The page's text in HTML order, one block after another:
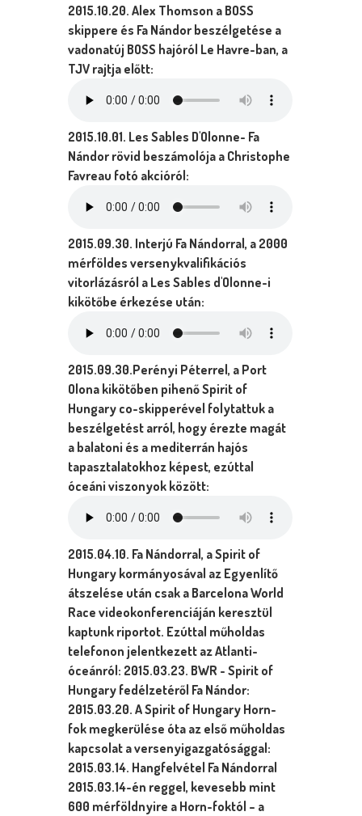
2015.10.20. Alex Thomson a BOSS
skippere és Fa Nándor beszélgetése a
vadonatúj BOSS hajóról Le Havre-ban, a
TJV rajtja előtt:
2015.10.01. Les Sables D'Olonne- Fa
Nándor rövid beszámolója a Christophe
Favreau fotó akcióról:
2015.09.30. Interjú Fa Nándorral, a 2000
mérföldes versenykvalifikációs
vitorlázásról a Les Sables d'Olonne-i
kikötőbe érkezése után:
2015.09.30.Perényi Péterrel, a Port
Olona kikötőben pihenő Spirit of
Hungary co-skipperével folytattuk a
beszélgetést arról, hogy érezte magát
a balatoni és a mediterrán hajós
tapasztalatokhoz képest, ezúttal
óceáni viszonyok között:
2015.04.10. Fa Nándorral, a Spirit of
Hungary kormányosával az Egyenlítő
átszelése után csak a Barcelona World
Race videokonferenciáján keresztül
kaptunk riportot. Ezúttal műholdas
telefonon jelentkezett az Atlanti-
óceánról: 2015.03.23. BWR - Spirit of
Hungary fedélzetéről Fa Nándor:
2015.03.20. A Spirit of Hungary Horn-
fok megkerülése óta az első műholdas
kapcsolat a versenyigazgatósággal:
2015.03.14. Hangfelvétel Fa Nándorral
2015.03.14-én reggel, kevesebb mint
600 mérföldnyire a Horn-foktól – a